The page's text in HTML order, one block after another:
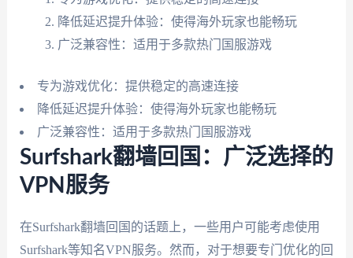
降低延迟提升体验：使得海外玩家也能畅玩
广泛兼容性：适用于多款热门国服游戏
专为游戏优化：提供稳定的高速连接
降低延迟提升体验：使得海外玩家也能畅玩
广泛兼容性：适用于多款热门国服游戏
Surfshark翻墙回国：广泛选择的
VPN服务
在Surfshark翻墙回国的话题上，一些用户可能考虑使用
Surfshark等知名VPN服务。然而，对于想要专门优化的回